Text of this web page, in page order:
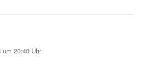
um 20:40 Uhr